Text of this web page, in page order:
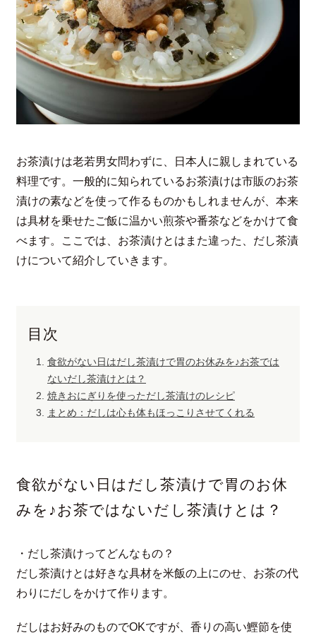
お茶漬けは老若男女問わずに、日本人に親しまれている
料理です。一般的に知られているお茶漬けは市販のお茶
漬けの素などを使って作るものかもしれませんが、本来
は具材を乗せたご飯に温かい煎茶や番茶などをかけて食
べます。ここでは、お茶漬けとはまた違った、だし茶漬
けについて紹介していきます。
目次
食欲がない日はだし茶漬けで胃のお休みを♪お茶では
ないだし茶漬けとは？
焼きおにぎりを使っただし茶漬けのレシピ
まとめ：だしは心も体もほっこりさせてくれる
食欲がない日はだし茶漬けで胃のお休
みを♪お茶ではないだし茶漬けとは？
・だし茶漬けってどんなもの？
だし茶漬けとは好きな具材を米飯の上にのせ、お茶の代
わりにだしをかけて作ります。
だしはお好みのものでOKですが、香りの高い鰹節を使